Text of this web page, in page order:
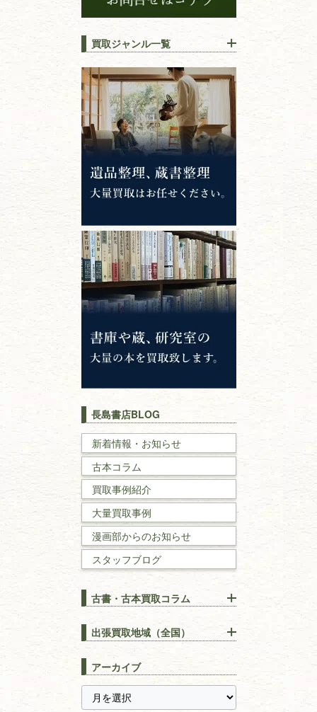
買取ジャンル一覧
江戸時代の書物
唐本・漢籍・
中国書物・朝鮮本
錦絵・浮世絵・版画・刷り物
専門書・ 学術書
哲学書・思想書
心理学・倫理学
仏教書
神道・神社仏閣
イスラム教
キリスト教
戦記・戦史
国文学・
理工書
数学書・物理学書
建築書
漢方・鍼灸・東洋医学
易学・占い
スピリチュアル・ 精神世界
全集・
長島書店BLOG
新着情報・お知らせ
古本コラム
買取事例紹介
大量買取事例
漫画部からのお知らせ
スタッフブログ
古書・古本買取コラム
りOK！効率的に売る方法
宅配買取は古本を送るだけ！
長島書店の便利な買取サービ
ス
【持ち込み買取】店頭で簡単
に古本を売るメリットとは？
出張買取地域（全国）
千葉県
神奈川県
静岡県
アーカイブ